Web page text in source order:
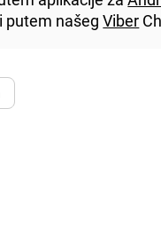
putem našegViber